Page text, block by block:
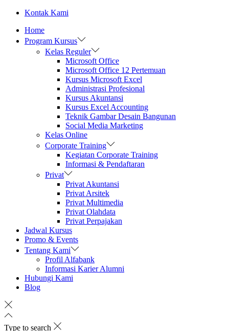
Kontak Kami
Home
Program Kursus
Kelas Reguler
Microsoft Office
Microsoft Office 12 Pertemuan
Kursus Microsoft Excel
Administrasi Profesional
Kursus Akuntansi
Kursus Excel Accounting
Teknik Gambar Desain Bangunan
Social Media Marketing
Kelas Online
Corporate Training
Kegiatan Corporate Training
Informasi & Pendaftaran
Privat
Privat Akuntansi
Privat Arsitek
Privat Multimedia
Privat Olahdata
Privat Perpajakan
Jadwal Kursus
Promo & Events
Tentang Kami
Profil Alfabank
Informasi Karier Alumni
Hubungi Kami
Blog
Type to search